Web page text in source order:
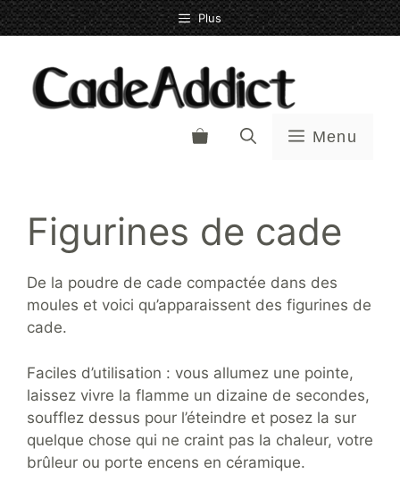
Aller
au
Plus
Menu
Figurines de cade
De la poudre de cade compactée dans des
moules et voici qu’apparaissent des figurines de
cade.
Faciles d’utilisation : vous allumez une pointe,
laissez vivre la flamme un dizaine de secondes,
soufflez dessus pour l’éteindre et posez la sur
quelque chose qui ne craint pas la chaleur, votre
brûleur ou porte encens en céramique.